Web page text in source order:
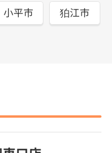
小平市 狛江市